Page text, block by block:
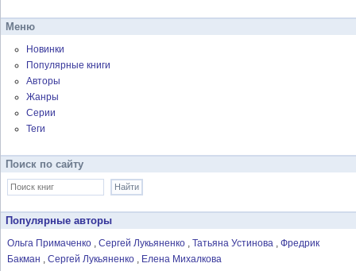
Меню
Новинки
Популярные книги
Авторы
Жанры
Серии
Теги
Поиск по сайту
Популярные авторы
Ольга Примаченко Сергей Лукьяненко Татьяна Устинова
Фредрик
Бакман
Сергей Лукьяненко Елена Михалкова